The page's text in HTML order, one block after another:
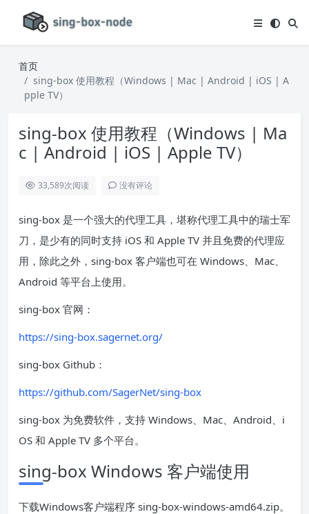
首页
sing-box 使用教程（Windows | Mac | Android | iOS | A
pple TV）
sing-box 使用教程（Windows | Ma
c | Android | iOS | Apple TV）
33,589次阅读 没有评论
sing-box 是一个强大的代理工具，堪称代理工具中的瑞士军
刀，是少有的同时支持 iOS 和 Apple TV 并且免费的代理应
用，除此之外，sing-box 客户端也可在 Windows、Mac、
Android 等平台上使用。
sing-box 官网：
https://sing-box.sagernet.org/
sing-box Github：
https://github.com/SagerNet/sing-box
sing-box 为免费软件，支持 Windows、Mac、Android、i
OS 和 Apple TV 多个平台。
sing-box Windows 客户端使用
下载Windows客户端程序 sing-box-windows-amd64.zip。